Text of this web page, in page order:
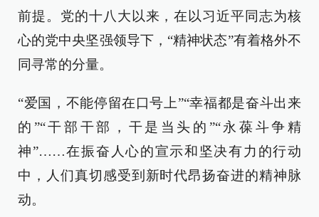
前提。党的十八大以来，在以习近平同志为核
心的党中央坚强领导下，“精神状态”有着格外不
同寻常的分量。
“爱国，不能停留在口号上”“幸福都是奋斗出来
的”“干部干部，干是当头的”“永葆斗争精
神”……在振奋人心的宣示和坚决有力的行动
中，人们真切感受到新时代昂扬奋进的精神脉
动。